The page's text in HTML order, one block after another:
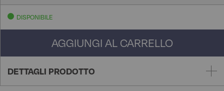
DISPONIBILE
AGGIUNGI AL CARRELLO
DETTAGLI PRODOTTO